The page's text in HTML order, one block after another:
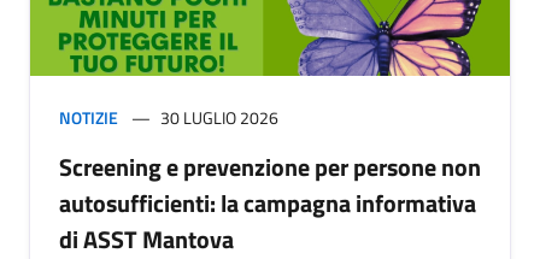
NOTIZIE 30 LUGLIO 2026
Screening e prevenzione per persone non
autosufficienti: la campagna informativa
di ASST Mantova